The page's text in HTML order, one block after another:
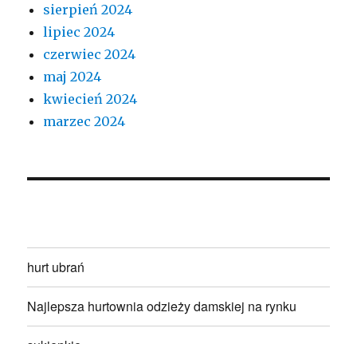
sierpień 2024
lipiec 2024
czerwiec 2024
maj 2024
kwiecień 2024
marzec 2024
hurt ubrań
Najlepsza hurtownia odzieży damskiej na rynku